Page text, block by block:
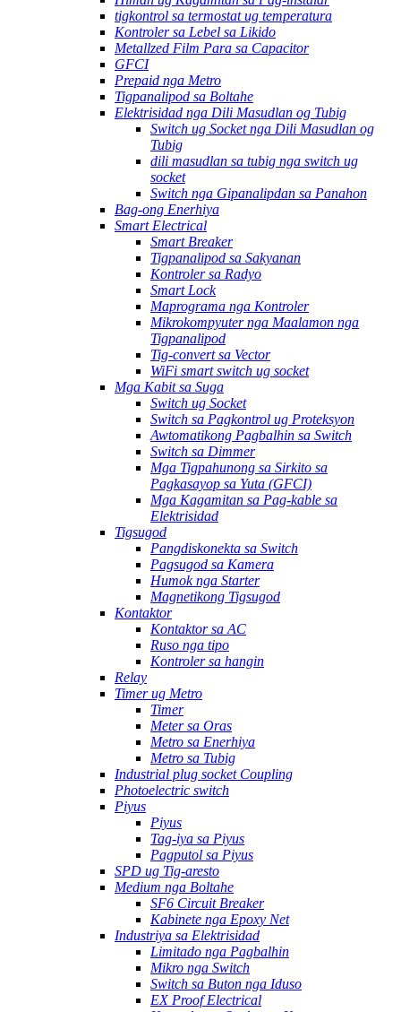
tigkontrol sa termostat ug temperatura
Kontroler sa Lebel sa Likido
Metallzed Film Para sa Capacitor
GFCI
Prepaid nga Metro
Tigpanalipod sa Boltahe
Elektrisidad nga Dili Masudlan og Tubig
Switch ug Socket nga Dili Masudlan og
Tubig
dili masudlan sa tubig nga switch ug
socket
Switch nga Gipanalipdan sa Panahon
Bag-ong Enerhiya
Smart Electrical
Smart Breaker
Tigpanalipod sa Sakyanan
Kontroler sa Radyo
Smart Lock
Maprograma nga Kontroler
Mikrokompyuter nga Maalamon nga
Tigpanalipod
Tig-convert sa Vector
WiFi smart switch ug socket
Mga Kabit sa Suga
Switch ug Socket
Switch sa Pagkontrol ug Proteksyon
Awtomatikong Pagbalhin sa Switch
Switch sa Dimmer
Mga Tigpahunong sa Sirkito sa
Pagkasayop sa Yuta (GFCI)
Mga Kagamitan sa Pag-kable sa
Elektrisidad
Tigsugod
Pangdiskonekta sa Switch
Pagsugod sa Kamera
Humok nga Starter
Magnetikong Tigsugod
Kontaktor
Kontaktor sa AC
Ruso nga tipo
Kontroler sa hangin
Relay
Timer ug Metro
Timer
Meter sa Oras
Metro sa Enerhiya
Metro sa Tubig
Industrial plug socket Coupling
Photoelectric switch
Piyus
Piyus
Tag-iya sa Piyus
Pagputol sa Piyus
SPD ug Tig-aresto
Medium nga Boltahe
SF6 Circuit Breaker
Kabinete nga Epoxy Net
Industriya sa Elektrisidad
Limitado nga Pagbalhin
Mikro nga Switch
Switch sa Buton nga Iduso
EX Proof Electrical